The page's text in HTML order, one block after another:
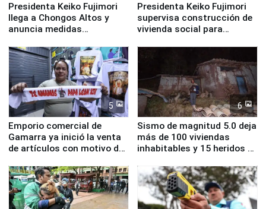
Presidenta Keiko Fujimori
llega a Chongos Altos y
anuncia medidas
educación, salud y empleo
Presidenta Keiko Fujimori
supervisa construcción de
vivienda social para
5
Emporio comercial de
Gamarra ya inició la venta
de artículos con motivo de
6
Sismo de magnitud 5.0 deja
más de 100 viviendas
inhabitables y 15 heridos en